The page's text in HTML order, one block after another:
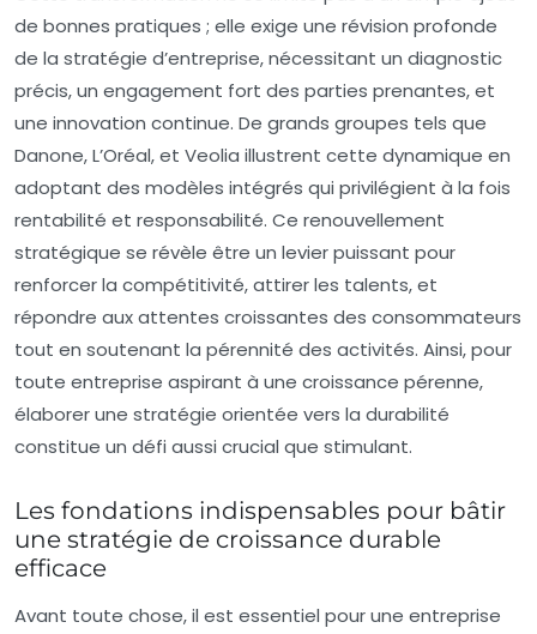
de bonnes pratiques ; elle exige une révision profonde
de la stratégie d’entreprise, nécessitant un diagnostic
précis, un engagement fort des parties prenantes, et
une innovation continue. De grands groupes tels que
Danone, L’Oréal, et Veolia illustrent cette dynamique en
adoptant des modèles intégrés qui privilégient à la fois
rentabilité et responsabilité. Ce renouvellement
stratégique se révèle être un levier puissant pour
renforcer la compétitivité, attirer les talents, et
répondre aux attentes croissantes des consommateurs
tout en soutenant la pérennité des activités. Ainsi, pour
toute entreprise aspirant à une croissance pérenne,
élaborer une stratégie orientée vers la durabilité
constitue un défi aussi crucial que stimulant.
Les fondations indispensables pour bâtir
une stratégie de croissance durable
efficace
Avant toute chose, il est essentiel pour une entreprise